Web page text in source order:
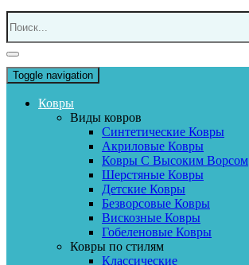
Toggle navigation
Ковры
Виды ковров
Синтетические Ковры
Акриловые Ковры
Ковры С Высоким Ворсом
Шерстяные Ковры
Детские Ковры
Безворсовые Ковры
Вискозные Ковры
Гобеленовые Ковры
Ковры по стилям
Классические